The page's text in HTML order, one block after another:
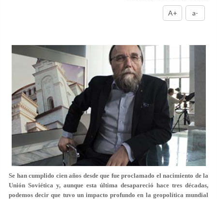
A+ a-
Se han cumplido cien años desde que fue proclamado el nacimiento de la
Unión Soviética y, aunque esta última desapareció hace tres décadas,
podemos decir que tuvo un impacto profundo en la geopolítica mundial